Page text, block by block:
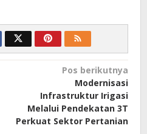
Pos berikutnya
Modernisasi
Infrastruktur Irigasi
Melalui Pendekatan 3T
Perkuat Sektor Pertanian